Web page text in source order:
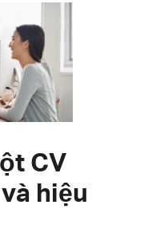
CV
hiệu